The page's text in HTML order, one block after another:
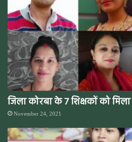
जिला कोरबा के 7 शिक्षकों को
November 24, 2021